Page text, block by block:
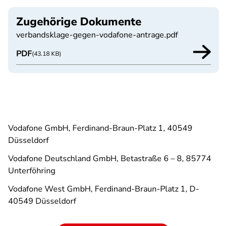
Zugehörige Dokumente
verbandsklage-gegen-vodafone-antrage.pdf
PDF(43.18 KB)
Vodafone GmbH, Ferdinand-Braun-Platz 1, 40549
Düsseldorf
Vodafone Deutschland GmbH, Betastraße 6 – 8, 85774
Unterföhring
Vodafone West GmbH, Ferdinand-Braun-Platz 1, D-
40549 Düsseldorf